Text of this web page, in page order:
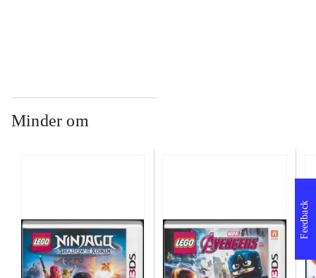
Minder om
Feedback